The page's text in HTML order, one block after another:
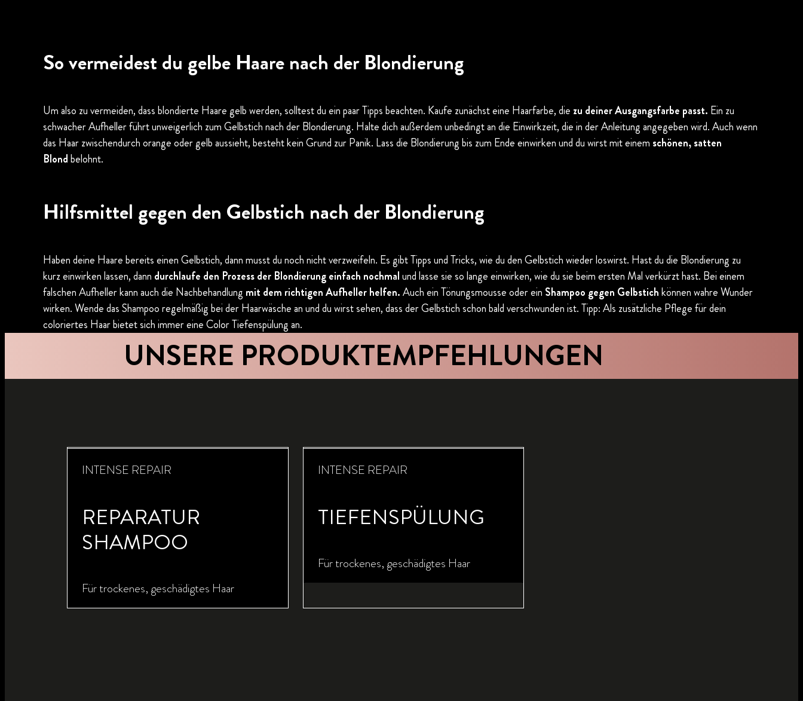
So vermeidest du gelbe Haare nach der Blondierung
Um also zu vermeiden, dass blondierte Haare gelb werden, solltest du ein paar Tipps beachten. Kaufe zunächst eine Haarfarbe, die zu deiner Ausgangsfarbe passt. Ein zu
schwacher Aufheller führt unweigerlich zum Gelbstich nach der Blondierung. Halte dich außerdem unbedingt an die Einwirkzeit, die in der Anleitung angegeben wird. Auch wenn
das Haar zwischendurch orange oder gelb aussieht, besteht kein Grund zur Panik. Lass die Blondierung bis zum Ende einwirken und du wirst mit einem schönen, satten
Blondbelohnt.
Hilfsmittel gegen den Gelbstich nach der Blondierung
Haben deine Haare bereits einen Gelbstich, dann musst du noch nicht verzweifeln. Es gibt Tipps und Tricks, wie du den Gelbstich wieder loswirst. Hast du die Blondierung zu
kurz einwirken lassen, dann durchlaufe den Prozess der Blondierung einfach nochmalund lasse sie so lange einwirken, wie du sie beim ersten Mal verkürzt hast. Bei einem
falschen Aufheller kann auch die Nachbehandlung mit dem richtigen Aufheller helfen.Auch ein Tönungsmousse oder ein Shampoo gegen Gelbstichkönnen wahre Wunder
wirken. Wende das Shampoo regelmäßig bei der Haarwäsche an und du wirst sehen, dass der Gelbstich schon bald verschwunden ist. Tipp: Als zusätzliche Pflege für dein
coloriertes Haar bietet sich immer eine Color Tiefenspülung an.
UNSERE PRODUKTEMPFEHLUNGEN
INTENSE REPAIR
REPARATUR
SHAMPOO
Für trockenes, geschädigtes Haar
INTENSE REPAIR
TIEFENSPÜLUNG
Für trockenes, geschädigtes Haar